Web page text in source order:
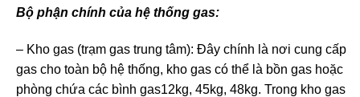
Bộ phận chính của hệ thống gas:
– Kho gas (trạm gas trung tâm): Đây chính là nơi cung cấp
gas cho toàn bộ hệ thống, kho gas có thể là bồn gas hoặc
phòng chứa các bình gas12kg, 45kg, 48kg. Trong kho gas